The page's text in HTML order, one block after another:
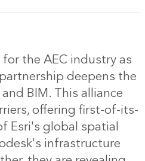
the AEC industry as
deepens the
BIM. This alliance
offering first-of-its-
Esri's global spatial
infrastructure